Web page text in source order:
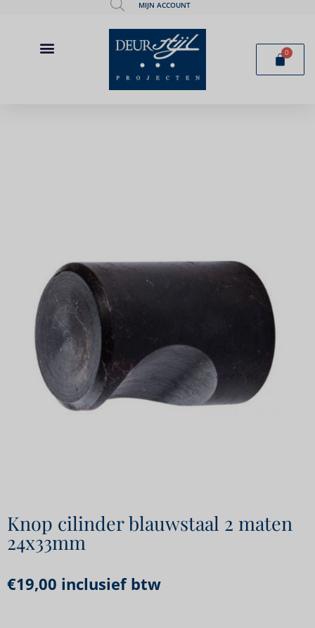
MIJN ACCOUNT
0
Knop cilinder blauwstaal 2 maten
24x33mm
€19,00 inclusief btw